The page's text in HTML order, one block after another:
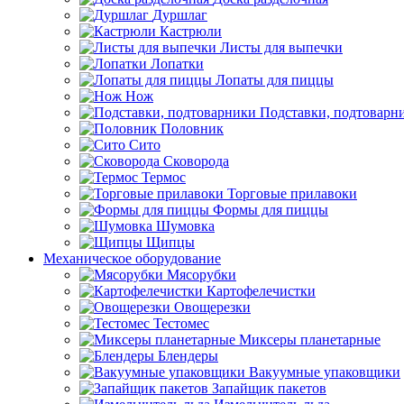
Дуршлаг
Кастрюли
Листы для выпечки
Лопатки
Лопаты для пиццы
Нож
Подставки,
Половник
Сито
Сковорода
Термос
Торговые прилавоки
Формы для пиццы
Шумовка
Щипцы
Механическое оборудование
Мясорубки
Картофелечистки
Овощерезки
Тестомес
Миксеры планетарные
Блендеры
Вакуумные упаковщики
Запайщик пакетов